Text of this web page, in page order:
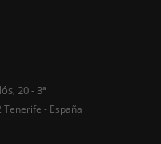
20 - 3ª
Tenerife - España